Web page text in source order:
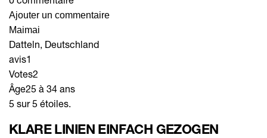
Ajouter un commentaire
Maimai
Datteln, Deutschland
avis1
Votes2
Âge25 à 34 ans
5 sur 5 étoiles.
KLARE LINIEN EINFACH GEZOGEN